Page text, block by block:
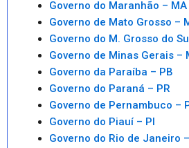
Governo do Maranhão – MA
Governo de Mato Grosso –
Governo do M. Grosso do
Governo de Minas Gerais –
Governo da Paraíba – PB
Governo do Paraná – PR
Governo de Pernambuco –
Governo do Piauí – PI
Governo do Rio de Janeiro